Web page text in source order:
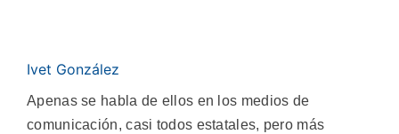
Ivet González
Apenas se habla de ellos en los medios de
comunicación, casi todos estatales, pero más